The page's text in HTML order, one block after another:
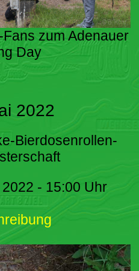
zum Adenauer
Day
2022
Bierdosenrollen-
- 15:00 Uhr